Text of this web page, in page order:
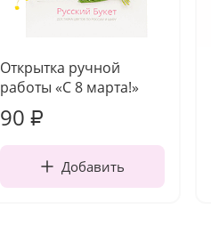
Открытка ручной
работы «С 8 марта!»
90 ₽
Добавить